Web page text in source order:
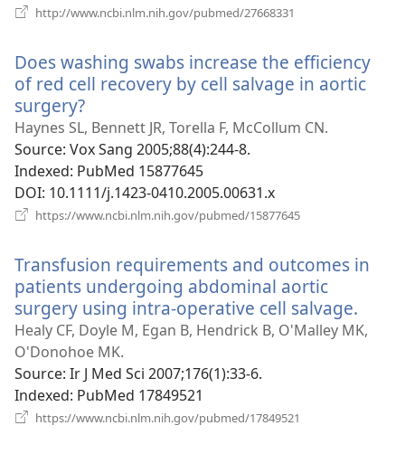
http://www.ncbi.nlm.nih.gov/pubmed/27668331
вікні)
Does washing swabs increase the efficiency
of red cell recovery by cell salvage in aortic
surgery?
у
новому
вікні)
Haynes SL, Bennett JR, Torella F, McCollum CN.
Source‎: Vox Sang 2005;88(4):244-8.
Indexed‎: PubMed 15877645
DOI‎: 10.1111/j.1423-0410.2005.00631.x
https://www.ncbi.nlm.nih.gov/pubmed/15877645
вікні)
Transfusion requirements and outcomes in
patients undergoing abdominal aortic
surgery using intra-operative cell salvage.
у
Healy CF, Doyle M, Egan B, Hendrick B, O'Malley MK,
O'Donohoe MK.
Source‎: Ir J Med Sci 2007;176(1):33-6.
Indexed‎: PubMed 17849521
https://www.ncbi.nlm.nih.gov/pubmed/17849521